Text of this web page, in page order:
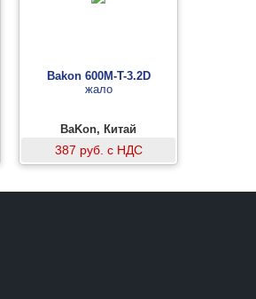
Bakon 600M-T-3.2D
жало
BaKon, Китай
387 руб. с НДС